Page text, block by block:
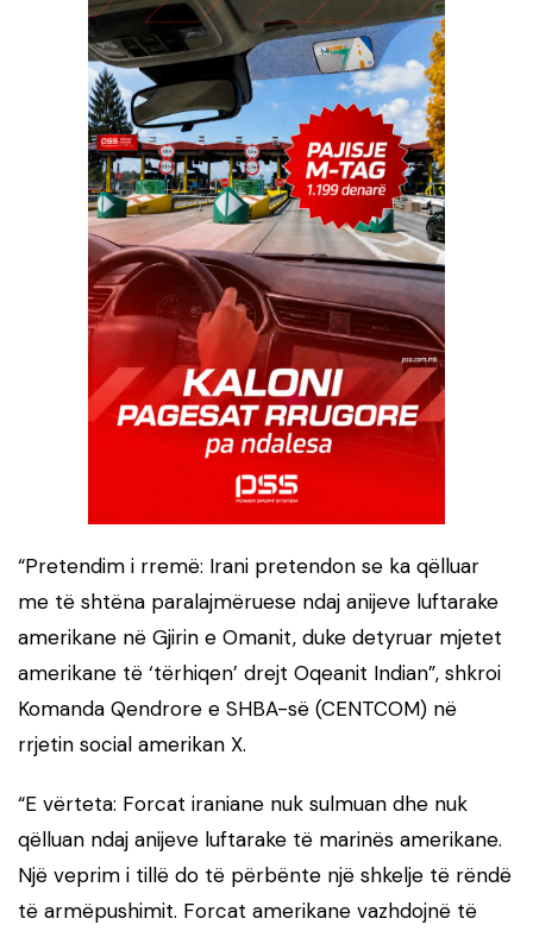
“Pretendim i rremë: Irani pretendon se ka qëlluar
me të shtëna paralajmëruese ndaj anijeve luftarake
amerikane në Gjirin e Omanit, duke detyruar mjetet
amerikane të ‘tërhiqen’ drejt Oqeanit Indian”, shkroi
Komanda Qendrore e SHBA-së (CENTCOM) në
rrjetin social amerikan X.
“E vërteta: Forcat iraniane nuk sulmuan dhe nuk
qëlluan ndaj anijeve luftarake të marinës amerikane.
Një veprim i tillë do të përbënte një shkelje të rëndë
të armëpushimit. Forcat amerikane vazhdojnë të